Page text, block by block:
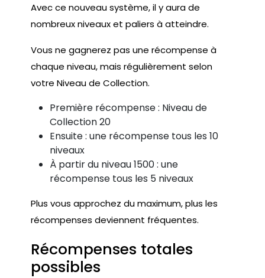
Avec ce nouveau système, il y aura de
nombreux niveaux et paliers à atteindre.
Vous ne gagnerez pas une récompense à
chaque niveau, mais régulièrement selon
votre Niveau de Collection.
Première récompense : Niveau de
Collection 20
Ensuite : une récompense tous les 10
niveaux
À partir du niveau 1500 : une
récompense tous les 5 niveaux
Plus vous approchez du maximum, plus les
récompenses deviennent fréquentes.
Récompenses totales
possibles